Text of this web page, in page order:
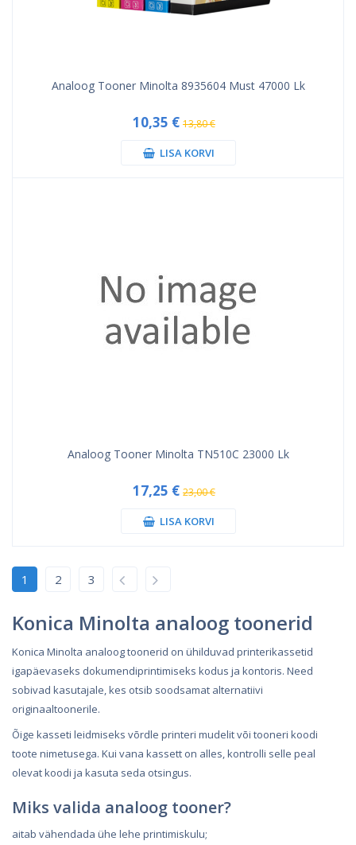
Analoog Tooner Minolta 8935604 Must 47000 Lk
10,35 € 13,80 €
LISA KORVI
Analoog Tooner Minolta TN510C 23000 Lk
17,25 € 23,00 €
LISA KORVI
1 2 3
Konica Minolta analoog toonerid
Konica Minolta analoog toonerid on ühilduvad printerikassetid
igapäevaseks dokumendiprintimiseks kodus ja kontoris. Need
sobivad kasutajale, kes otsib soodsamat alternatiivi
originaaltoonerile.
Õige kasseti leidmiseks võrdle printeri mudelit või tooneri koodi
toote nimetusega. Kui vana kassett on alles, kontrolli selle peal
olevat koodi ja kasuta seda otsingus.
Miks valida analoog tooner?
aitab vähendada ühe lehe printimiskulu;